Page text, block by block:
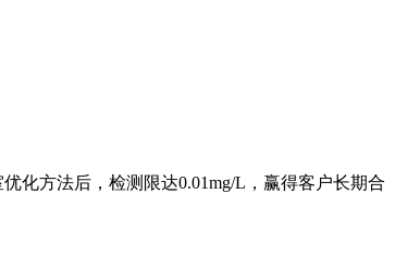
化方法后，检测限达0.01mg/L，赢得客户长期合